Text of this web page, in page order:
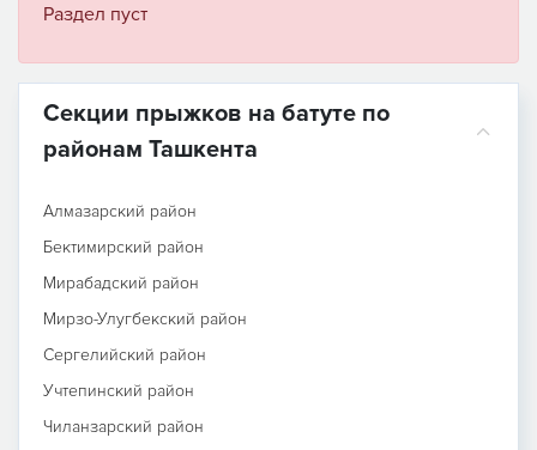
Раздел пуст
Секции прыжков на батуте по
районам Ташкента
Алмазарский район
Бектимирский район
Мирабадский район
Мирзо-Улугбекский район
Сергелийский район
Учтепинский район
Чиланзарский район